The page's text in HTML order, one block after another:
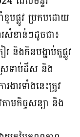
ខួបផ្លូវ ប្រកបដោយ
រសំខាន់ៗដូចជា៖
រ និងកិនបង្ហាប់តួផ្លូវ
រទាប់ដីស និង
ារទាំងនេះត្រូវ
ាមកិច្ចសន្យា និង